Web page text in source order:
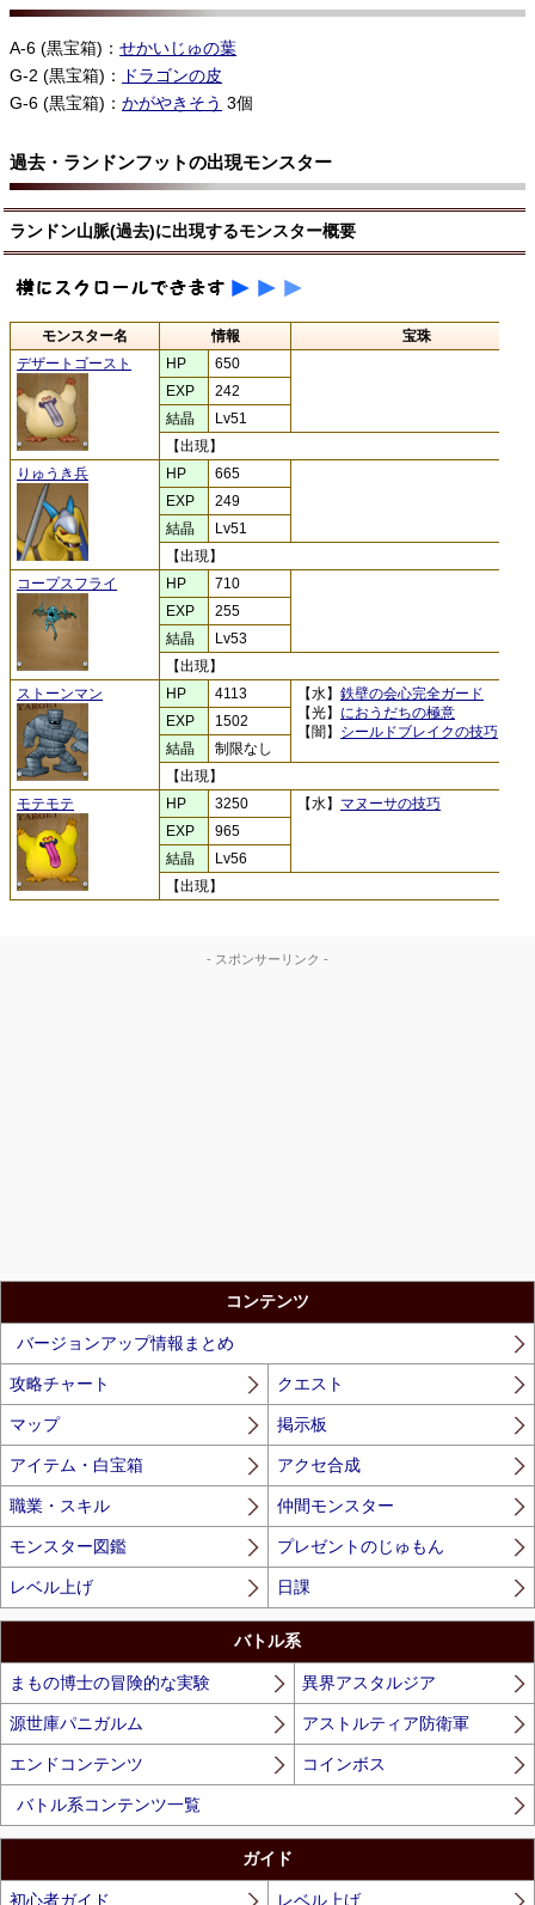
A-6 (黒宝箱)： せかいじゅの葉
G-2 (黒宝箱)：
ドラゴンの皮
G-6 (黒宝箱)： かがやきそう 3個
過去・ランドンフットの出現モンスター
ランドン山脈(過去)に出現するモンスター概要
モンスター名 情報
宝珠
デザートゴースト
HP
650
EXP
242
結晶
Lv51
【出現】
りゅうき兵
HP
665
EXP
249
結晶
Lv51
【出現】
コープスフライ
HP
710
EXP
255
結晶
Lv53
【出現】
ストーンマン
HP 4113 【水】 鉄壁の会心完全ガード
【光】 におうだちの極意
【闇】 シールドブレイクの技巧
EXP
1502
結晶
制限なし
【出現】
モテモテ
HP 3250 【水】 マヌーサの技巧
EXP
965
結晶
Lv56
【出現】
- スポンサーリンク -
コンテンツ
バージョンアップ情報まとめ
攻略チャート クエスト
マップ 掲示板
アイテム・白宝箱 アクセ合成
職業・スキル 仲間モンスター
モンスター図鑑 プレゼントのじゅもん
レベル上げ 日課
バトル系
まもの博士の冒険的な実験 異界アスタルジア
源世庫パニガルム アストルティア防衛軍
エンドコンテンツ コインボス
バトル系コンテンツ一覧
ガイド
初心者ガイド レベル上げ